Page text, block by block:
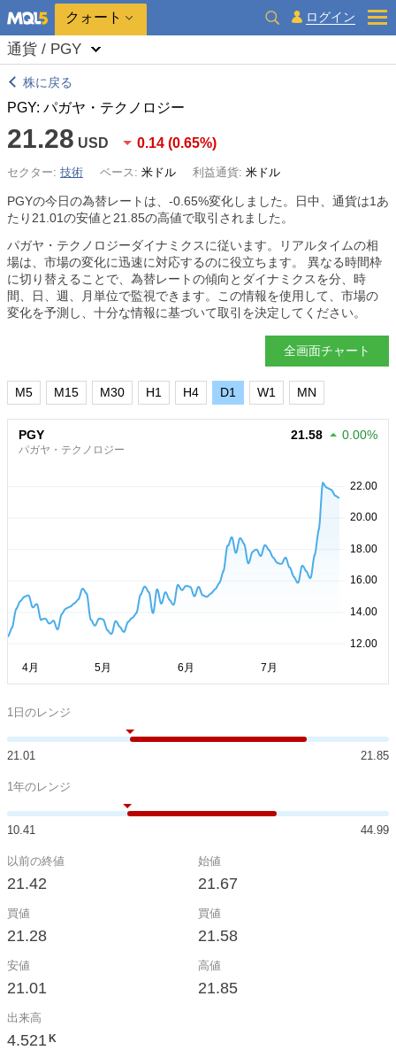
クォート ログイン
通貨 / PGY
株に戻る
PGY: パガヤ・テクノロジー
21.28 USD 0.14 (0.65%)
セクター: 技術 ベース: 米ドル 利益通貨: 米ドル
PGYの今日の為替レートは、 -0.65%変化しました。日中、通貨は1あ
たり21.01の安値と21.85の高値で取引されました。
パガヤ・テクノロジーダイナミクスに従います。リアルタイムの相
場は、市場の変化に迅速に対応するのに役立ちます。 異なる時間枠
に切り替えることで、為替レートの傾向とダイナミクスを分、時
間、日、週、月単位で監視できます。この情報を使用して、市場の
変化を予測し、十分な情報に基づいて取引を決定してください。
全画面チャート
M5 M15 M30 H1 H4 D1 W1 MN
PGY
パガヤ・テクノロジー
21.58 0.00%
1日のレンジ
21.01 21.85
1年のレンジ
10.41 44.99
以前の終値
21.42
始値
21.67
買値
21.28
買値
21.58
安値
21.01
高値
21.85
出来高
4.521 K